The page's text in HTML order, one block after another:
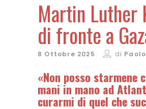
Martin Luther
di fronte a
8 Ottobre 2025 di
«Non posso starmene
mani in mano ad
curarmi di quel che